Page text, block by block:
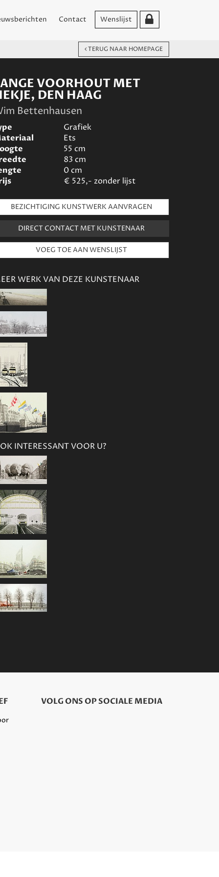
Contact Wenslijst
TERUG NAAR HOMEPAGE
VOORHOUT MET
DEN HAAG
Bettenhausen
Grafiek
Ets
55 cm
83 cm
0cm
€ 525,- zonder lijst
BEZICHTIGING KUNSTWERK AANVRAGEN
DIRECT CONTACT MET KUNSTENAAR
WERK VAN DEZE KUNSTENAAR
INTERESSANT VOOR U?
VOLG ONS OP SOCIALE MEDIA